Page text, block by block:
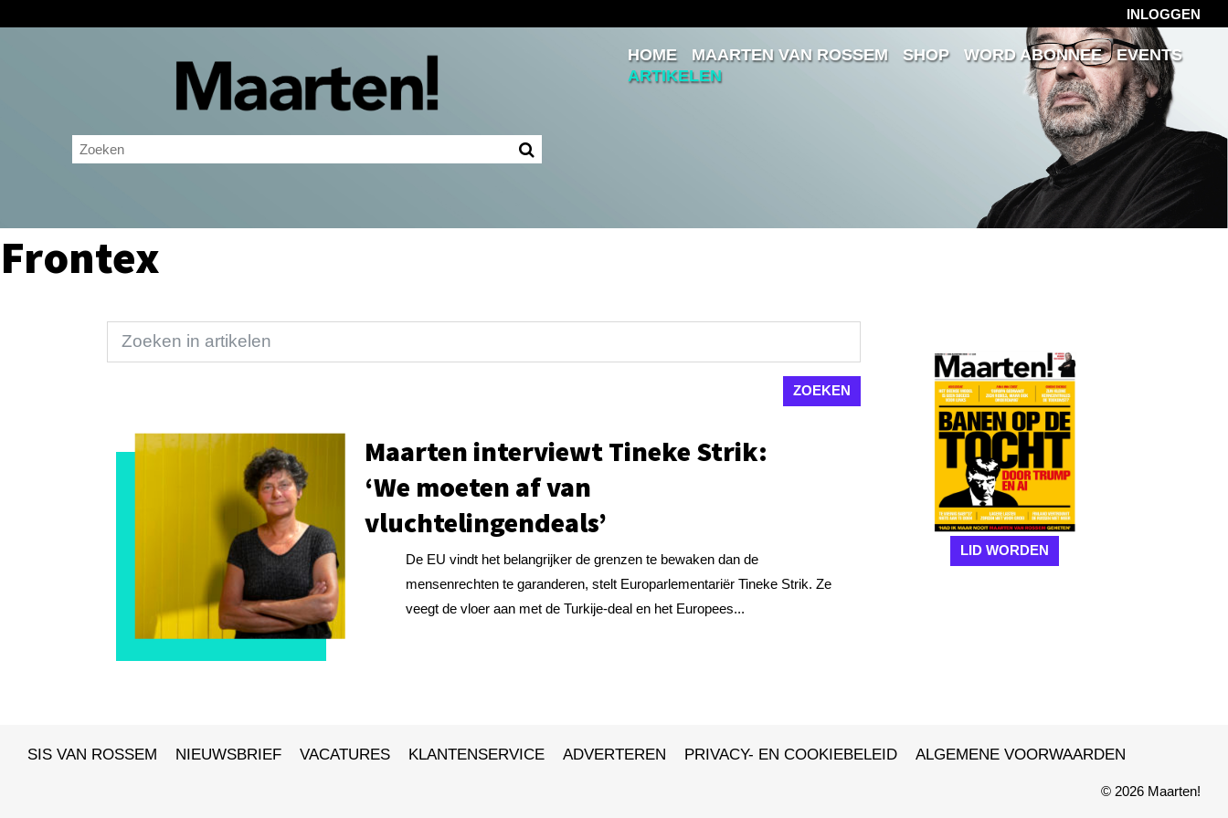
INLOGGEN
Inloggen
Ingelogd blijven
HOME MAARTEN VAN ROSSEM SHOP WORD ABONNEE
EVENTS
ARTIKELEN
Frontex
Maarten interviewt Tineke Strik:
‘We moeten af van
vluchtelingendeals’
De EU vindt het belangrijker de grenzen te bewaken dan de
mensenrechten te garanderen, stelt Europarlementariër Tineke Strik. Ze
veegt de vloer aan met de Turkije-deal en het Europees...
LID WORDEN
SIS VAN ROSSEM NIEUWSBRIEF VACATURES KLANTENSERVICE ADVERTEREN PRIVACY- EN COOKIEBELEID ALGEMENE VOORWAARDEN
© 2026 Maarten!